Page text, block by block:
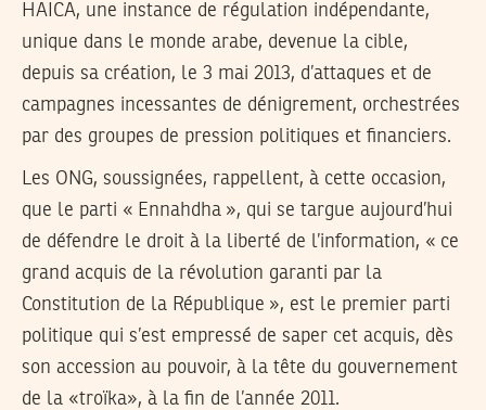
HAICA, une instance de régulation indépendante,
unique dans le monde arabe, devenue la cible,
depuis sa création, le 3 mai 2013, d’attaques et de
campagnes incessantes de dénigrement, orchestrées
par des groupes de pression politiques et financiers.
Les ONG, soussignées, rappellent, à cette occasion,
que le parti « Ennahdha », qui se targue aujourd’hui
de défendre le droit à la liberté de l’information, « ce
grand acquis de la révolution garanti par la
Constitution de la République », est le premier parti
politique qui s’est empressé de saper cet acquis, dès
son accession au pouvoir, à la tête du gouvernement
de la «troïka», à la fin de l’année 2011.